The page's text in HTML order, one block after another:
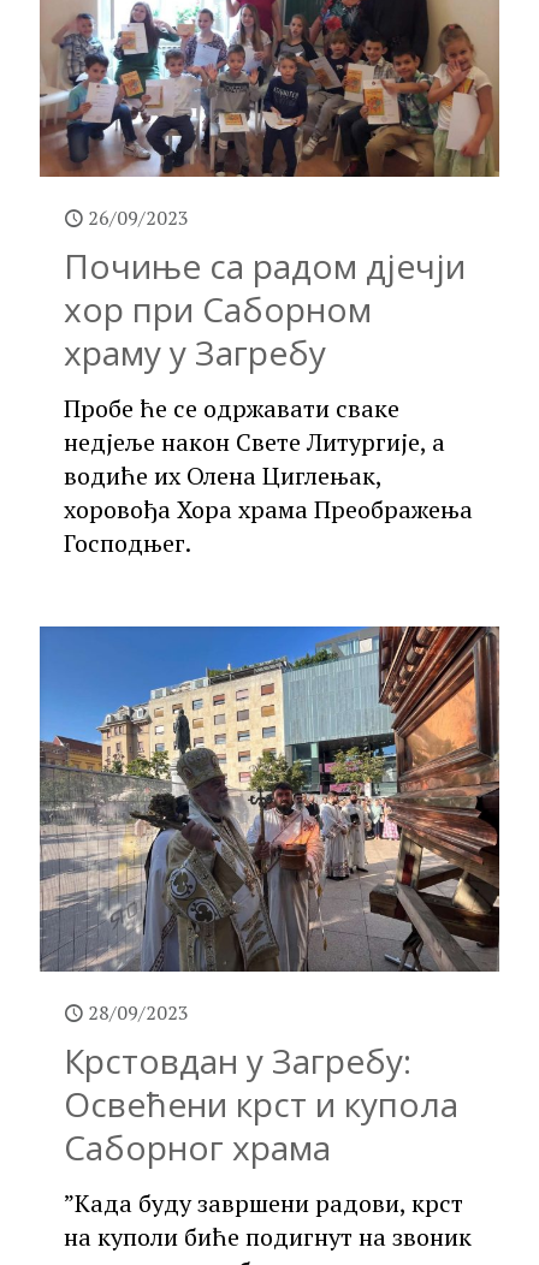
26/09/2023
Почиње са радом дјечји
хор при Саборном
храму у Загребу
Пробе ће се одржавати сваке
недјеље након Свете Литургије, а
водиће их Олена Циглењак,
хоровођа Хора храма Преображења
Господњег.
28/09/2023
Крстовдан у Загребу:
Освећени крст и купола
Саборног храма
”Када буду завршени радови, крст
на куполи биће подигнут на звоник